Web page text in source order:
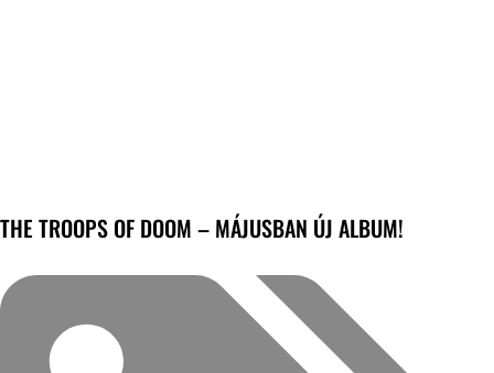
THE TROOPS OF DOOM – MÁJUSBAN ÚJ ALBUM!